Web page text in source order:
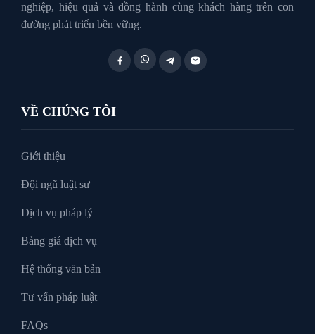
Xin tại ngoại
nghiệp, hiệu quả và đồng hành cùng khách hàng trên con
đường phát triển bền vững.
VỀ CHÚNG TÔI
Giới thiệu
Đội ngũ luật sư
Dịch vụ pháp lý
Bảng giá dịch vụ
Hệ thống văn bản
Tư vấn pháp luật
FAQs